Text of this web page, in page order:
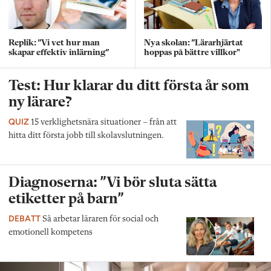
Replik: ”Vi vet hur man
skapar effektiv inlärning”
Nya skolan: ”Lärarhjärtat
hoppas på bättre villkor"
Test: Hur klarar du ditt första år som
ny lärare?
QUIZ 15 verklighetsnära situationer – från att
hitta ditt första jobb till skolavslutningen.
Diagnoserna: ”Vi bör sluta sätta
etiketter på barn”
DEBATT Så arbetar läraren för social och
emotionell kompetens